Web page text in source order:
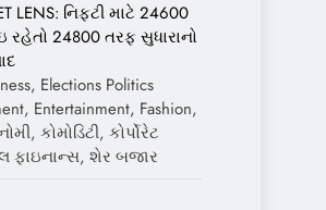
LENS: નિફ્ટી માટે 24600
રહેતો 24800 તરફ સુધારાનો
Elections Politics
Entertainment, Fashion,
કોમોડિટી, કોર્પોરેટ
ફાઇનાન્સ, શેર બજાર